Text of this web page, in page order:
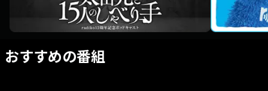
おすすめの番組